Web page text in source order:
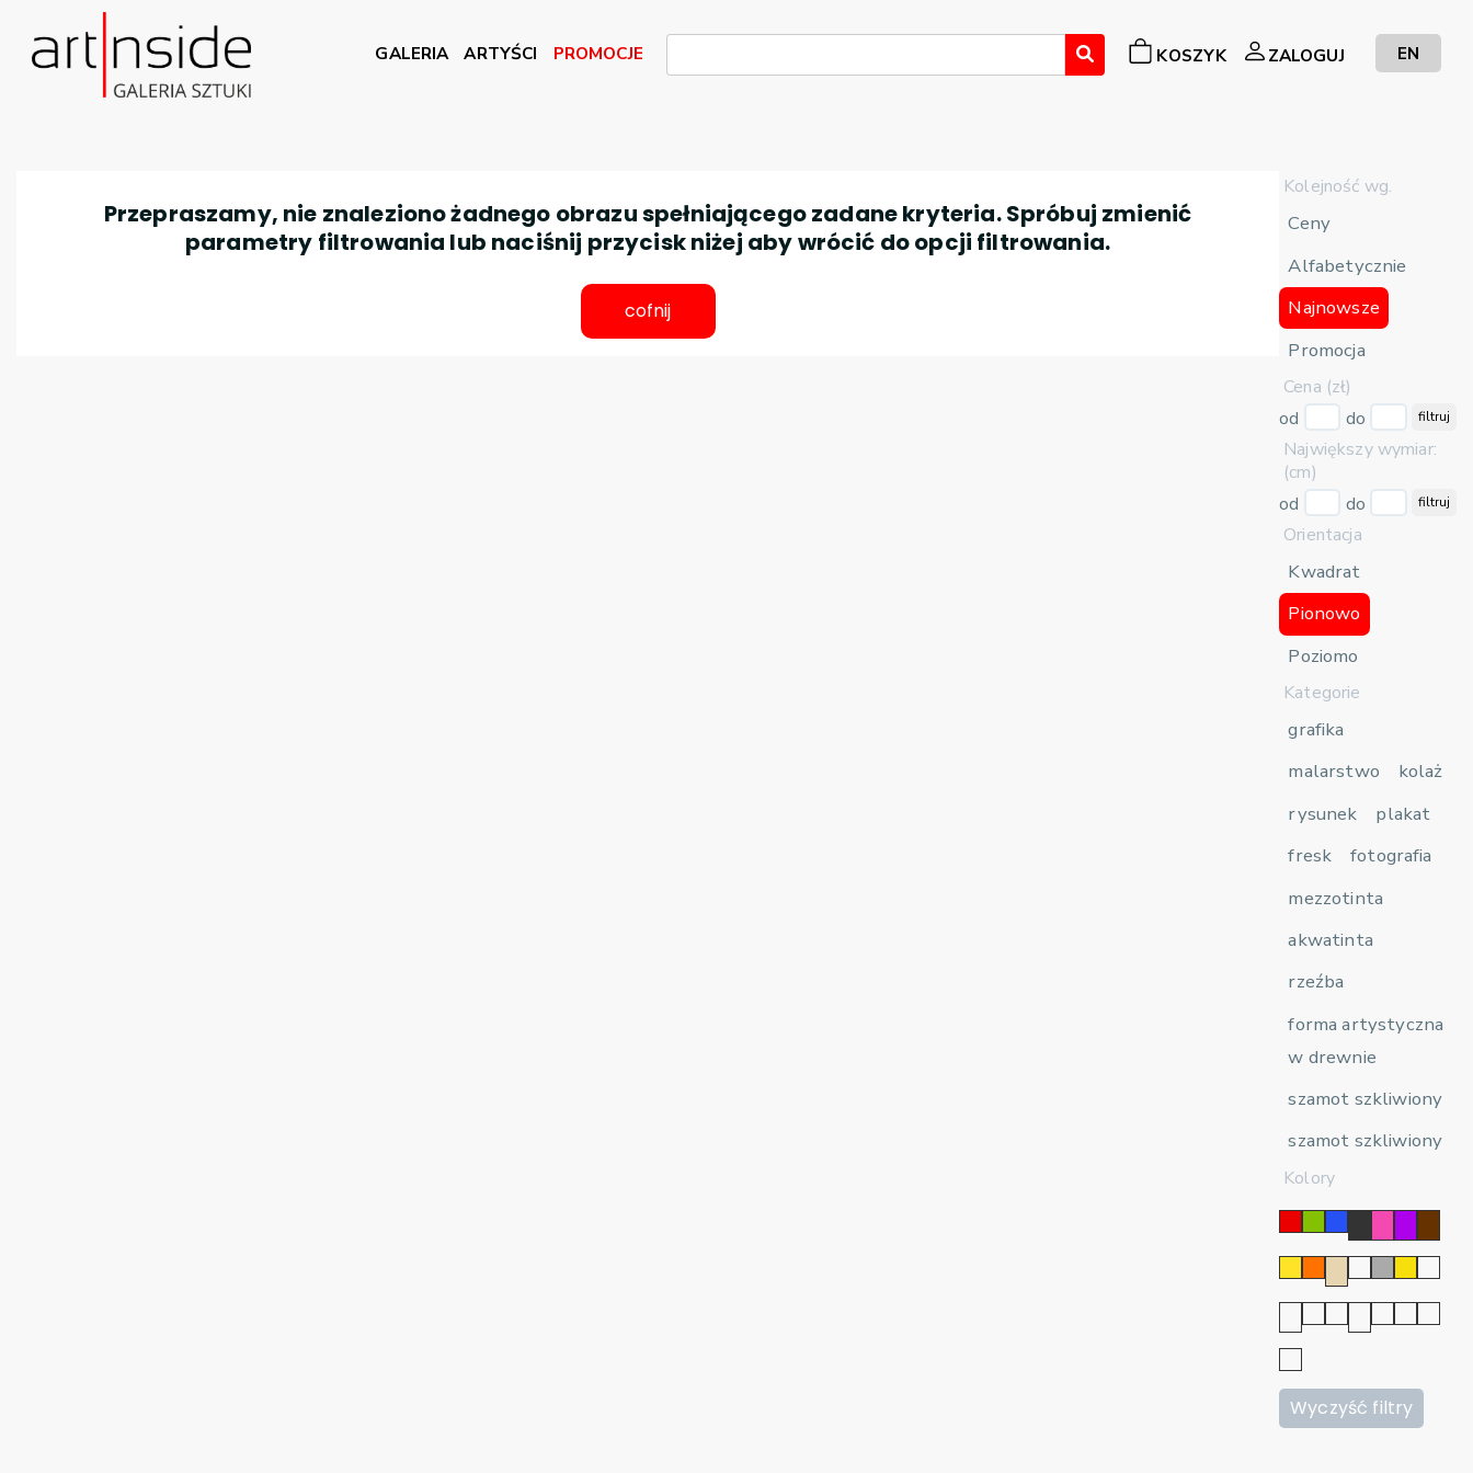
GALERIA ARTYŚCI PROMOCJE KOSZYK ZALOGUJ EN
Kolejność wg.
Ceny
Alfabetycznie
Najnowsze
Promocja
Cena (zł)
od
do filtruj
Największy wymiar:
(cm)
od
do filtruj
Orientacja
Kwadrat
Pionowo
Poziomo
Kategorie
grafika
malarstwo
kolaż
rysunek
plakat
fresk
fotografia
mezzotinta
akwatinta
rzeźba
forma artystyczna
w drewnie
szamot szkliwiony
szamot szkliwiony
Kolory
Wyczyść filtry
Przepraszamy, nie znaleziono żadnego obrazu spełniającego zadane kryteria. Spróbuj zmienić
parametry filtrowania lub naciśnij przycisk niżej aby wrócić do opcji filtrowania.
cofnij